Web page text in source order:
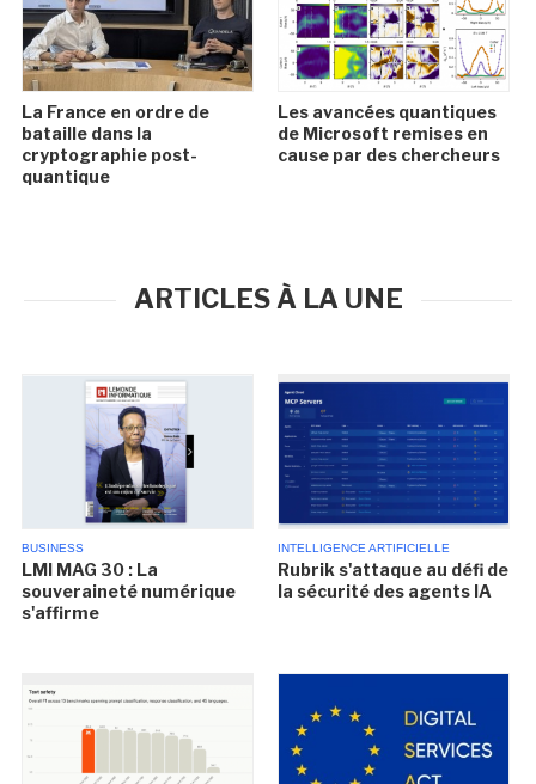
La France en ordre de
bataille dans la
cryptographie post-
quantique
Les avancées quantiques
de Microsoft remises en
cause par des chercheurs
ARTICLES À LA UNE
BUSINESS
LMI MAG 30 : La
souveraineté numérique
s'affirme
INTELLIGENCE ARTIFICIELLE
Rubrik s'attaque au défi de
la sécurité des agents IA